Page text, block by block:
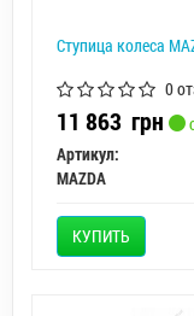
Ступица колеса
0
11 863 грн
Артикул:
MAZDA
КУПИТЬ